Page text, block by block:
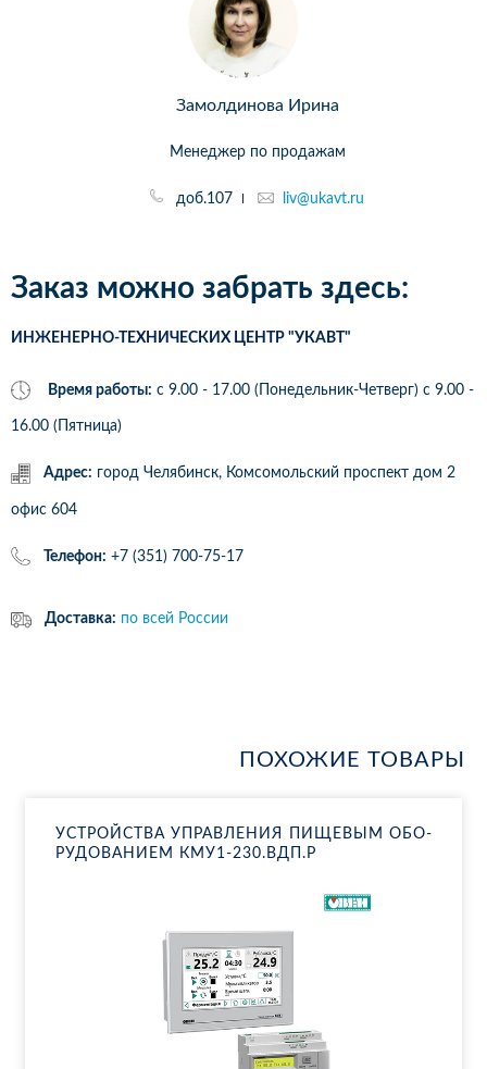
Замолдинова Ирина
Менеджер по продажам
доб.107 liv@ukavt.ru
Заказ можно забрать здесь:
ИНЖЕНЕРНО-ТЕХНИЧЕСКИХ ЦЕНТР "УКАВТ"
Время работы: с 9.00 - 17.00 (Понедельник-Четверг) c 9.00 -
16.00 (Пятница)
Адрес: город Челябинск, Комсомольский проспект дом 2
офис 604
Телефон: +7 (351) 700-75-17
Доставка: по всей России
ПОХОЖИЕ ТОВАРЫ
УС­ТРОЙ­СТВА УП­РАВ­ЛЕ­НИЯ ПИ­ЩЕ­ВЫМ ОБО­
РУ­ДО­ВА­НИ­ЕМ КМУ1-230.ВДП.Р